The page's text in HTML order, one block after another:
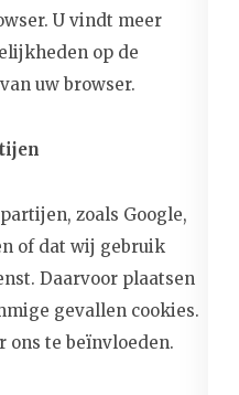
U vindt meer
op de
uw browser.
zoals Google,
of dat wij gebruik
Daarvoor plaatsen
gevallen cookies.
ons te beïnvloeden.